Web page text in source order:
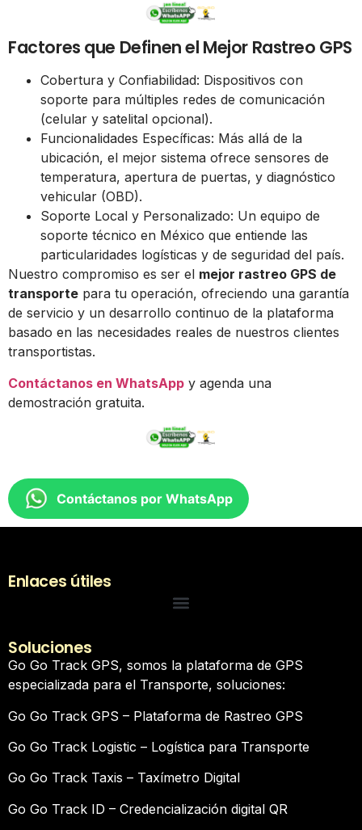
Factores que Definen el Mejor Rastreo GPS
Cobertura y Confiabilidad: Dispositivos con
soporte para múltiples redes de comunicación
(celular y satelital opcional).
Funcionalidades Específicas: Más allá de la
ubicación, el mejor sistema ofrece sensores de
temperatura, apertura de puertas, y diagnóstico
vehicular (OBD).
Soporte Local y Personalizado: Un equipo de
soporte técnico en México que entiende las
particularidades logísticas y de seguridad del país.
Nuestro compromiso es ser el mejor rastreo GPS de
transporte para tu operación, ofreciendo una garantía
de servicio y un desarrollo continuo de la plataforma
basado en las necesidades reales de nuestros clientes
transportistas.
Contáctanos en WhatsApp y agenda una
demostración gratuita.
Contáctanos por WhatsApp
Enlaces útiles
Soluciones
Go Go Track GPS, somos la plataforma de GPS
especializada para el Transporte, soluciones:
Go Go Track GPS – Plataforma de Rastreo GPS
Go Go Track Logistic – Logística para Transporte
Go Go Track Taxis – Taxímetro Digital
Go Go Track ID – Credencialización digital QR